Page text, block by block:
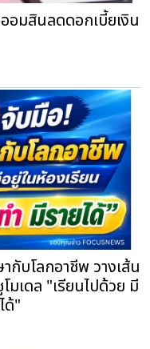
อมสินลดดอกเบี้ยเงิน
กับโลกอาชีพ วางเส้น
มเดล "เรียนไปด้วย มี
ด้"